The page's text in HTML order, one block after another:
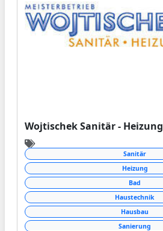
Wojtischek Sanitär - Heizung
Sanitär
Heizung
Bad
Haustechnik
Hausbau
Sanierung